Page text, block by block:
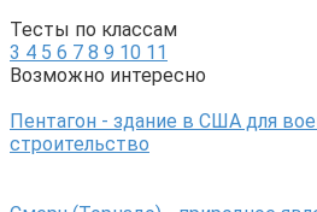
Тесты по классам
3 4 5 6 7 8 9 10 11
Возможно интересно
Пентагон - здание в США для
строительство